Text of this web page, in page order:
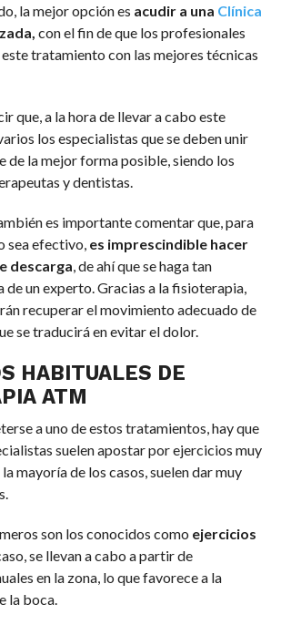
la mejor opción es acudir a una Clínica
con el fin de que los profesionales
tratamiento con las mejores técnicas
que, a la hora de llevar a cabo este
los especialistas que se deben unir
de la mejor forma posible, siendo los
y dentistas.
es importante comentar que, para
sea efectivo, es imprescindible hacer
descarga , de ahí que se haga tan
de un experto. Gracias a la fisioterapia,
recuperar el movimiento adecuado de
se traducirá en evitar el dolor.
HABITUALES DE
ATM
a uno de estos tratamientos, hay que
suelen apostar por ejercicios muy
mayoría de los casos, suelen dar muy
son los conocidos como ejercicios
se llevan a cabo a partir de
en la zona, lo que favorece a la
la boca.